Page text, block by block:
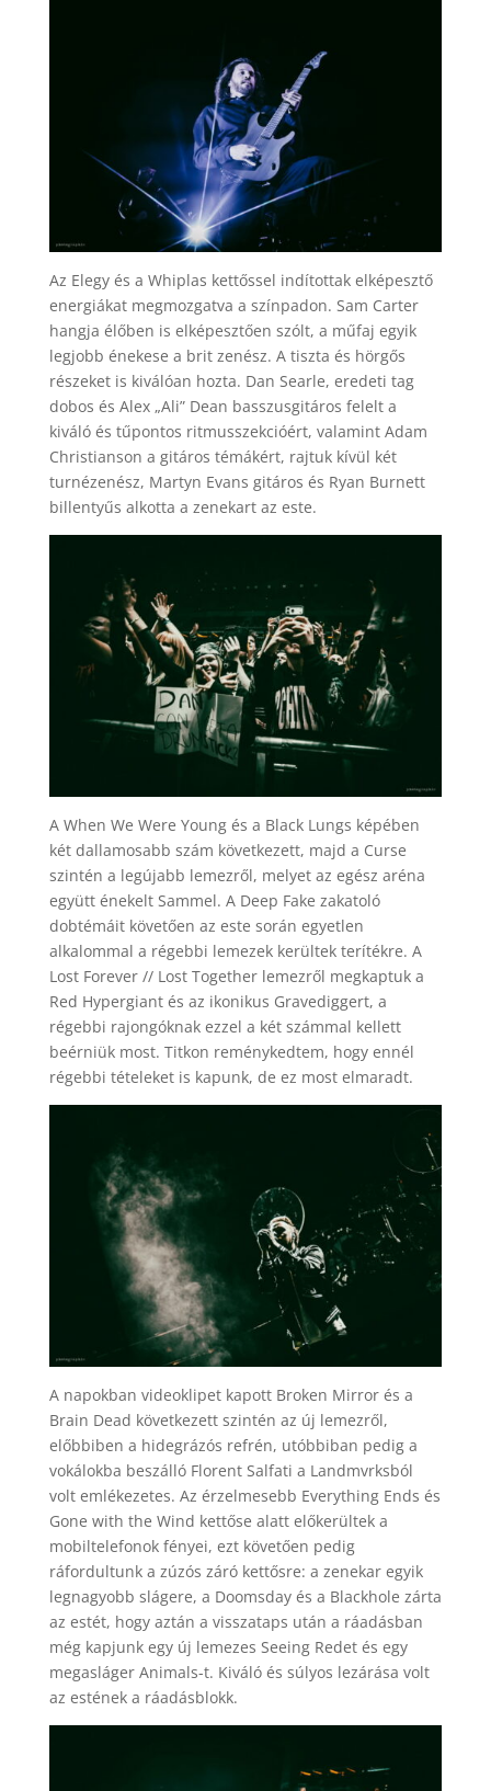
Az Elegy és a Whiplas kettőssel indítottak elképesztő
energiákat megmozgatva a színpadon. Sam Carter
hangja élőben is elképesztően szólt, a műfaj egyik
legjobb énekese a brit zenész. A tiszta és hörgős
részeket is kiválóan hozta. Dan Searle, eredeti tag
dobos és Alex „Ali” Dean basszusgitáros felelt a
kiváló és tűpontos ritmusszekcióért, valamint Adam
Christianson a gitáros témákért, rajtuk kívül két
turnézenész, Martyn Evans gitáros és Ryan Burnett
billentyűs alkotta a zenekart az este.
A When We Were Young és a Black Lungs képében
két dallamosabb szám következett, majd a Curse
szintén a legújabb lemezről, melyet az egész aréna
együtt énekelt Sammel. A Deep Fake zakatoló
dobtémáit követően az este során egyetlen
alkalommal a régebbi lemezek kerültek terítékre. A
Lost Forever // Lost Together lemezről megkaptuk a
Red Hypergiant és az ikonikus Gravediggert, a
régebbi rajongóknak ezzel a két számmal kellett
beérniük most. Titkon reménykedtem, hogy ennél
régebbi tételeket is kapunk, de ez most elmaradt.
A napokban videoklipet kapott Broken Mirror és a
Brain Dead következett szintén az új lemezről,
előbbiben a hidegrázós refrén, utóbbiban pedig a
vokálokba beszálló Florent Salfati a Landmvrksból
volt emlékezetes. Az érzelmesebb Everything Ends és
Gone with the Wind kettőse alatt előkerültek a
mobiltelefonok fényei, ezt követően pedig
ráfordultunk a zúzós záró kettősre: a zenekar egyik
legnagyobb slágere, a Doomsday és a Blackhole zárta
az estét, hogy aztán a visszataps után a ráadásban
még kapjunk egy új lemezes Seeing Redet és egy
megasláger Animals-t. Kiváló és súlyos lezárása volt
az estének a ráadásblokk.